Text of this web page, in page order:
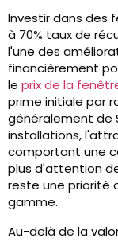
Investir dans des
à 70% taux de
l'une des
financièrement
le prix de la
prime initiale par
généralement de
installations,
comportant une
plus d'attention
reste une priorité
gamme.
Au-delà de la